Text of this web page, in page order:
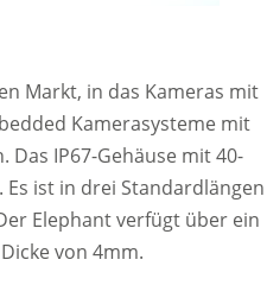
Markt, in das Kameras mit
Kamerasysteme mit
IP67-Gehäuse mit 40-
ist in drei Standardlängen
Elephant verfügt über ein
von 4mm.